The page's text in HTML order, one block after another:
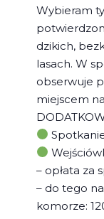
Wybieram
dzikich,
lasach. W
obserwuje
miejscem
– opłata za
– do tego
komorze: